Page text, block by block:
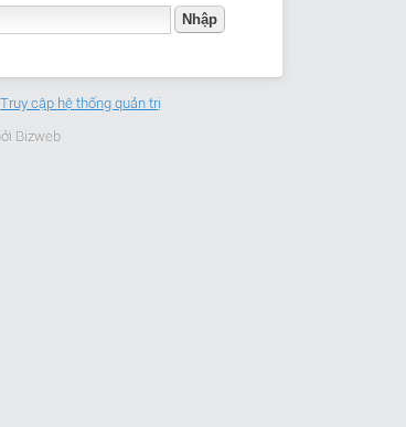
Truy cập hệ thống quản trị
Bizweb